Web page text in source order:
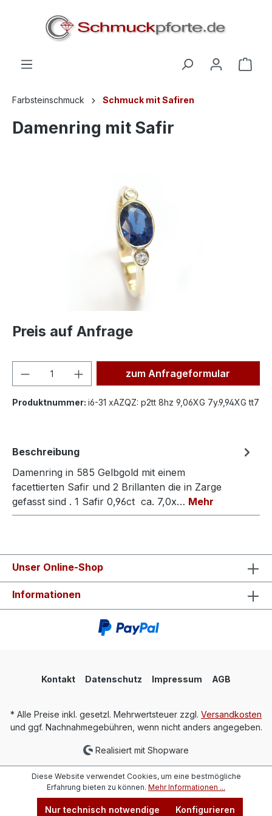
springen
Farbsteinschmuck Schmuck mit Safiren
Damenring mit Safir
Preis auf Anfrage
Produkt Anzahl: Gib den
zum Anfrageformular
Produktnummer: i6-31 xAZQZ: p2tt 8hz 9,06XG 7y.9,94XG tt7
Beschreibung
Damenring in 585 Gelbgold mit einem
facettierten Safir und 2 Brillanten die in Zarge
gefasst sind . 1 Safir 0,96ct ca. 7,0x… Mehr
Unser Online-Shop
Informationen
Kontakt Datenschutz Impressum AGB
* Alle Preise inkl. gesetzl. Mehrwertsteuer zzgl. Versandkosten
und ggf. Nachnahmegebühren, wenn nicht anders angegeben.
Realisiert mit Shopware
Diese Website verwendet Cookies, um eine bestmögliche
Erfahrung bieten zu können. Mehr Informationen ...
Nur technisch notwendige Konfigurieren